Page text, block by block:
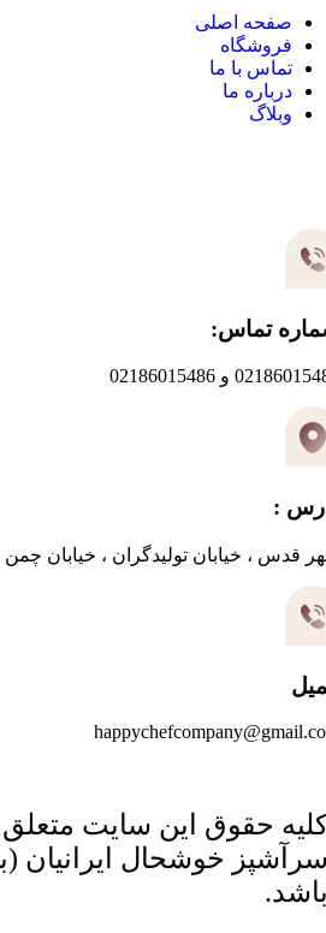
صفحه اصلی
فروشگاه
تماس با ما
درباره ما
وبلاگ
تماس:
و 02186015486
:
قدس ، خیابان تولیدگران ، خیابان چمن
حقوق این سایت
خوشحال ایرانیان